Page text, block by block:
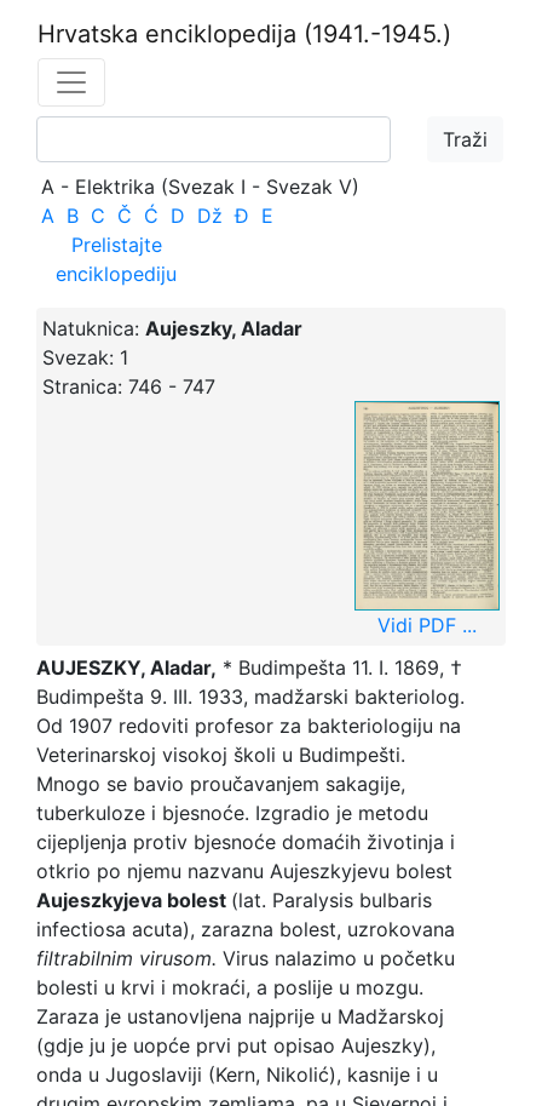
Hrvatska enciklopedija (1941.-1945.)
A - Elektrika (Svezak I - Svezak V)
A B C Č Ć D Dž Đ E
Prelistajte
enciklopediju
Natuknica: Aujeszky, Aladar
Svezak: 1
Stranica: 746 - 747
Vidi PDF ...
AUJESZKY, Aladar, * Budimpešta 11. I. 1869, †
Budimpešta 9. III. 1933, madžarski bakteriolog.
Od 1907 redoviti profesor za bakteriologiju na
Veterinarskoj visokoj školi u Budimpešti.
Mnogo se bavio proučavanjem sakagije,
tuberkuloze i bjesnoće. Izgradio je metodu
cijepljenja protiv bjesnoće domaćih životinja i
otkrio po njemu nazvanu Aujeszkyjevu bolest
Aujeszkyjeva bolest (lat. Paralysis bulbaris
infectiosa acuta), zarazna bolest, uzrokovana
filtrabilnim virusom. Virus nalazimo u početku
bolesti u krvi i mokraći, a poslije u mozgu.
Zaraza je ustanovljena najprije u Madžarskoj
(gdje ju je uopće prvi put opisao Aujeszky),
onda u Jugoslaviji (Kern, Nikolić), kasnije i u